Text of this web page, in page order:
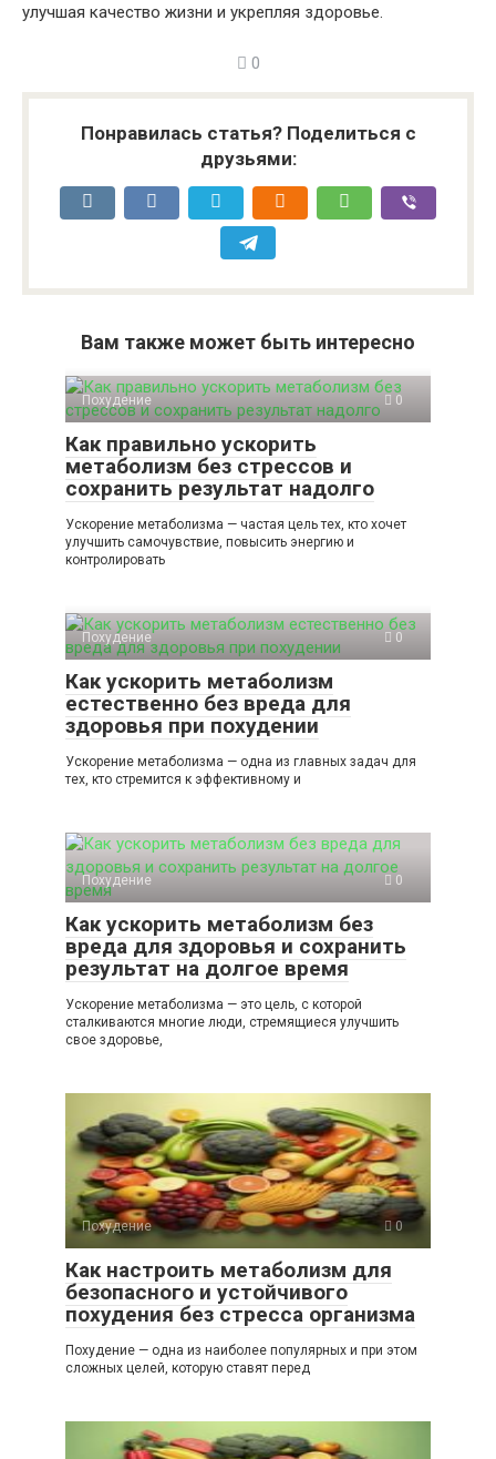
улучшая качество жизни и укрепляя здоровье.
0
Понравилась статья? Поделиться с
друзьями:
Вам также может быть интересно
Похудение 0
Как правильно ускорить
метаболизм без стрессов и
сохранить результат надолго
Ускорение метаболизма — частая цель тех, кто хочет
улучшить самочувствие, повысить энергию и
контролировать
Похудение 0
Как ускорить метаболизм
естественно без вреда для
здоровья при похудении
Ускорение метаболизма — одна из главных задач для
тех, кто стремится к эффективному и
Похудение 0
Как ускорить метаболизм без
вреда для здоровья и сохранить
результат на долгое время
Ускорение метаболизма — это цель, с которой
сталкиваются многие люди, стремящиеся улучшить
свое здоровье,
Похудение 0
Как настроить метаболизм для
безопасного и устойчивого
похудения без стресса организма
Похудение — одна из наиболее популярных и при этом
сложных целей, которую ставят перед